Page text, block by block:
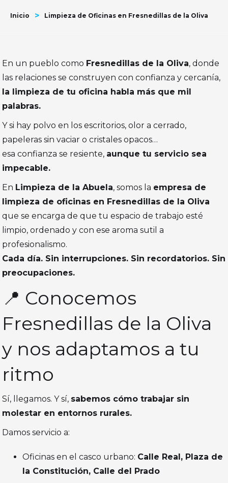
Inicio > Limpieza de Oficinas en Fresnedillas de la Oliva
En un pueblo como Fresnedillas de la Oliva, donde
las relaciones se construyen con confianza y cercanía,
la limpieza de tu oficina habla más que mil
palabras.
Y si hay polvo en los escritorios, olor a cerrado,
papeleras sin vaciar o cristales opacos…
esa confianza se resiente, aunque tu servicio sea
impecable.
En Limpieza de la Abuela, somos la empresa de
limpieza de oficinas en Fresnedillas de la Oliva
que se encarga de que tu espacio de trabajo esté
limpio, ordenado y con ese aroma sutil a
profesionalismo.
Cada día. Sin interrupciones. Sin recordatorios. Sin
preocupaciones.
📍 Conocemos
Fresnedillas de la Oliva
y nos adaptamos a tu
ritmo
Sí, llegamos. Y sí, sabemos cómo trabajar sin
molestar en entornos rurales.
Damos servicio a:
Oficinas en el casco urbano: Calle Real, Plaza de
la Constitución, Calle del Prado